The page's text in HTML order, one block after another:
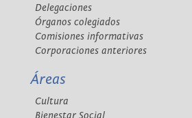
Delegaciones
Órganos colegiados
Comisiones informativas
Corporaciones anteriores
Áreas
Cultura
Bienestar Social